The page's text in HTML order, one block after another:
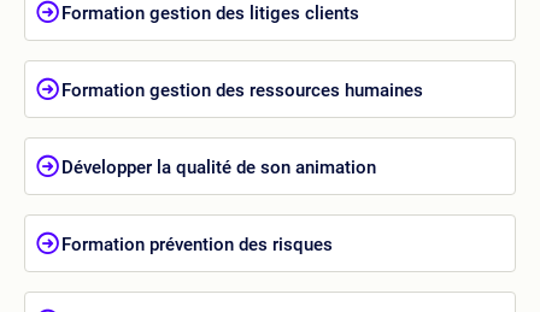
Formation gestion des litiges clients
Formation gestion des ressources humaines
Développer la qualité de son animation
Formation prévention des risques